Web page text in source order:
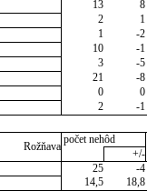
13 8
2 1
1 -2
10 -1
3 -5
21 -8
0 0
2 -1
Rožňava
počet nehôd
+/-
25 -4
14,5 18,8